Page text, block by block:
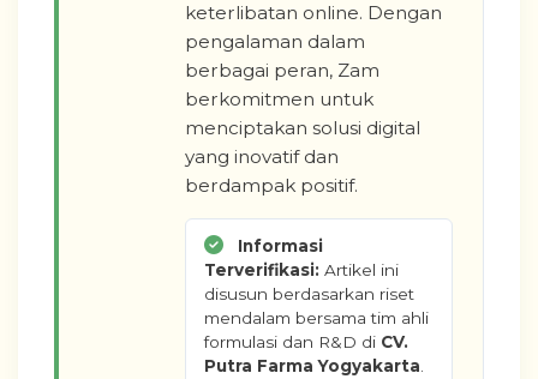
keterlibatan online. Dengan
pengalaman dalam
berbagai peran, Zam
berkomitmen untuk
menciptakan solusi digital
yang inovatif dan
berdampak positif.
Informasi
Terverifikasi: Artikel ini
disusun berdasarkan riset
mendalam bersama tim ahli
formulasi dan R&D di CV.
Putra Farma Yogyakarta